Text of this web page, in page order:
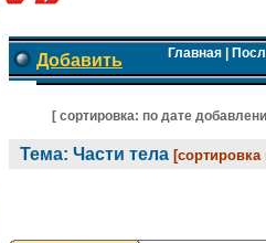
Добавить Главная|
[ cортировка: по дате
Тема: Части тела [сортировка